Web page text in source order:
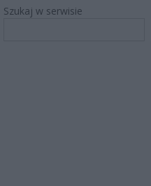
Szukaj w serwisie